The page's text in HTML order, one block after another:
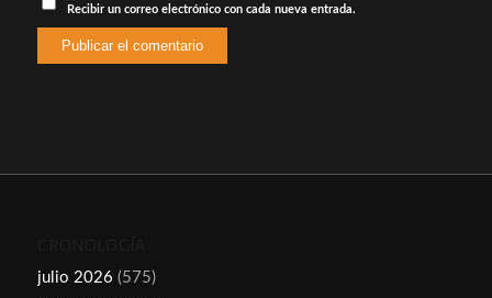
Recibir un correo electrónico con cada nueva entrada.
CRONOLOGÍA
julio 2026 (575)